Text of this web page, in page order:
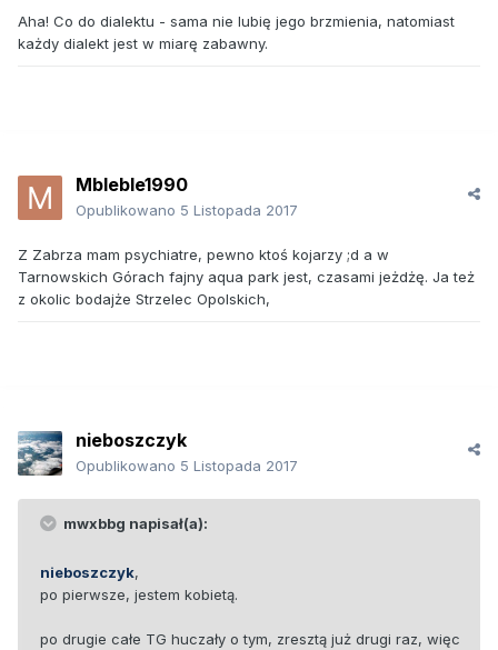
Aha! Co do dialektu - sama nie lubię jego brzmienia, natomiast
każdy dialekt jest w miarę zabawny.
Mbleble1990
Opublikowano 5 Listopada 2017
Z Zabrza mam psychiatre, pewno ktoś kojarzy ;d a w
Tarnowskich Górach fajny aqua park jest, czasami jeżdżę. Ja też
z okolic bodajże Strzelec Opolskich,
nieboszczyk
Opublikowano 5 Listopada 2017
mwxbbg napisał(a):
nieboszczyk,
po pierwsze, jestem kobietą.
po drugie całe TG huczały o tym, zresztą już drugi raz, więc